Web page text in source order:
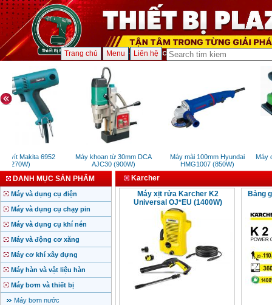
Trang chủ Menu Liên hệ
vít Makita 6952
(270W)
Máy khoan từ 30mm DCA
AJC30 (900W)
Máy mài 100mm Hyundai
HMG1007 (850W)
Máy
DANH MỤC SẢN PHẨM
Máy và dụng cụ điện
Máy và dụng cụ chạy pin
Máy và dụng cụ khí nén
Máy và động cơ xăng
Máy cơ khí xây dựng
Máy hàn và vật liệu hàn
Máy bơm và thiết bị
Máy bơm nước
Karcher
Máy xịt rửa Karcher K2
Universal OJ*EU (1400W)
Bảng